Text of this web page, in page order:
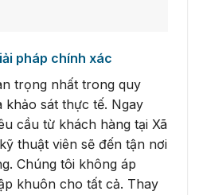
pháp chính xác
trọng nhất trong quy
sát thực tế. Ngay
cầu từ khách hàng tại Xã
thuật viên sẽ đến tận nơi
Chúng tôi không áp
khuôn cho tất cả. Thay